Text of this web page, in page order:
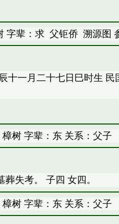
字辈：求 父钜侨 溯源图
十一月二十七日巳时生
树 字辈：东 关系：父子
失考。 子四 女四。
树 字辈：东 关系：父子